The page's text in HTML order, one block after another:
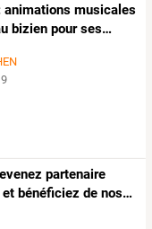
animations musicales
bizien pourses…
partenaire
et bénéficiez de nos…